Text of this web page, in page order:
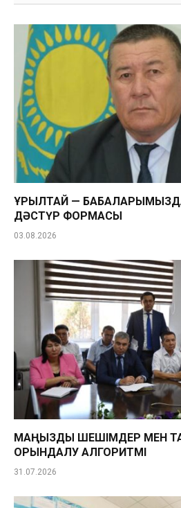
ҚҰРЫЛТАЙ —
ДӘСТҮР ФОРМАСЫ
03.08.2026
МАҢЫЗДЫ ШЕШІМДЕР МЕН
ОРЫНДАЛУ АЛГОРИТМІ
31.07.2026